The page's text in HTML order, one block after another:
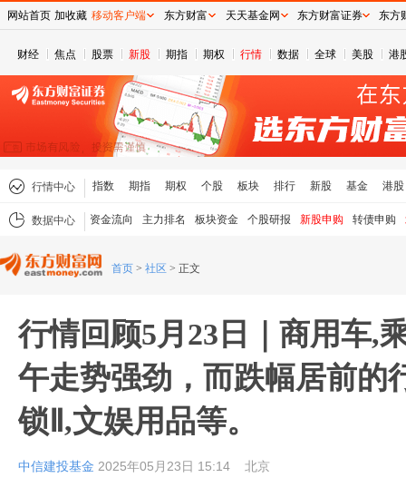
财经 焦点 股票 新股 期指 期权 行情 数据 全球 美股 港
行情中心 指数 期指 期权 个股 板块 排行 新股 基金 港股
数据中心 资金流向 主力排名 板块资金 个股研报 新股申购 转债申购
首页 > 社区 > 正文
行情回顾5月23日｜商用车,
午走势强劲，而跌幅居前的
锁Ⅱ,文娱用品等。
中信建投基金 2025年05月23日 15:14 北京
网站首页 加收藏 移动客户端 东方财富 天天基金网 东方财富证券 东方